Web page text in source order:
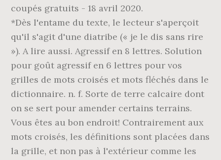
coupés gratuits - 18 avril 2020.
*Dès l'entame du texte, le lecteur s'aperçoit
qu'il s'agit d'une diatribe (« je le dis sans rire
»). A lire aussi. Agressif en 8 lettres. Solution
pour goût agressif en 6 lettres pour vos
grilles de mots croisés et mots fléchés dans le
dictionnaire. n. f. Sorte de terre calcaire dont
on se sert pour amender certains terrains.
Vous êtes au bon endroit! Contrairement aux
mots croisés, les définitions sont placées dans
la grille, et non pas à l'extérieur comme les